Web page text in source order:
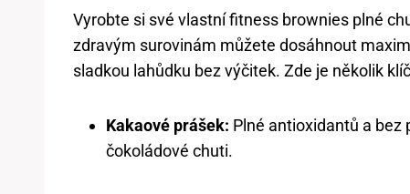
Vyrobte si své vlastní fitness brownies plné
zdravým surovinám můžete dosáhnout
sladkou lahůdku bez výčitek. Zde je několik
Kakaové prášek: Plné antioxidantů a bez
čokoládové chuti.